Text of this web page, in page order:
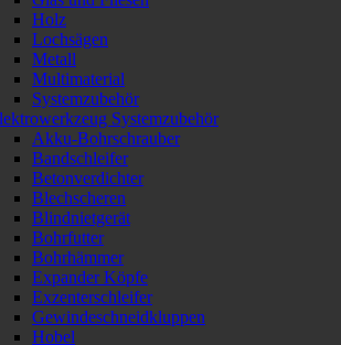
Holz
Lochsägen
Metall
Multimaterial
Systemzubehör
Systemzubehör
Akku-Bohrschrauber
Bandschleifer
Betonverdichter
Blechscheren
Blindnietgerät
Bohrfutter
Bohrhämmer
Expander Köpfe
Exzenterschleifer
Gewindeschneidkluppen
Hobel